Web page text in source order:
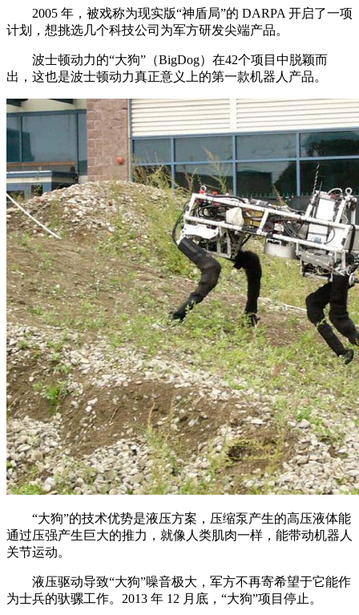
2005 年，被戏称为现实版“神盾局”的 DARPA 开启了一项
计划，想挑选几个科技公司为军方研发尖端产品。
波士顿动力的“大狗”（BigDog）在42个项目中脱颖而
出，这也是波士顿动力真正意义上的第一款机器人产品。
“大狗”的技术优势是液压方案，压缩泵产生的高压液体能
通过压强产生巨大的推力，就像人类肌肉一样，能带动机器人
关节运动。
液压驱动导致“大狗”噪音极大，军方不再寄希望于它能作
为士兵的驮骡工作。2013 年 12 月底，“大狗”项目停止。